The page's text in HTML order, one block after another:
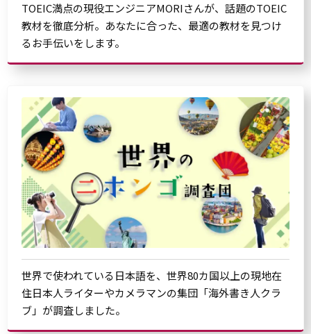
TOEIC満点の現役エンジニアMORIさんが、話題のTOEIC
教材を徹底分析。あなたに合った、最適の教材を見つけ
るお手伝いをします。
世界で使われている日本語を、世界80カ国以上の現地在
住日本人ライターやカメラマンの集団「海外書き人クラ
ブ」が調査しました。